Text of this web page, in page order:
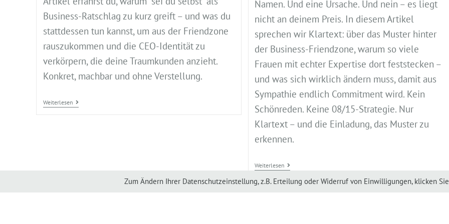
Business-Ratschlag zu kurz greift – und was du
stattdessen tun kannst, um aus der Friendzone
rauszukommen und die CEO-Identität zu
verkörpern, die deine Traumkunden anzieht.
Konkret, machbar und ohne Verstellung.
Weiterlesen
Namen. Und eine Ursache. Und nein – es liegt
nicht an deinem Preis. In diesem Artikel
sprechen wir Klartext: über das Muster hinter
der Business-Friendzone, warum so viele
Frauen mit echter Expertise dort feststecken –
und was sich wirklich ändern muss, damit aus
Sympathie endlich Commitment wird. Kein
Schönreden. Keine 08/15-Strategie. Nur
Klartext – und die Einladung, das Muster zu
erkennen.
Weiterlesen
Zum Ändern Ihrer Datenschutzeinstellung, z.B. Erteilung oder Widerruf von Einwilligungen, klicken